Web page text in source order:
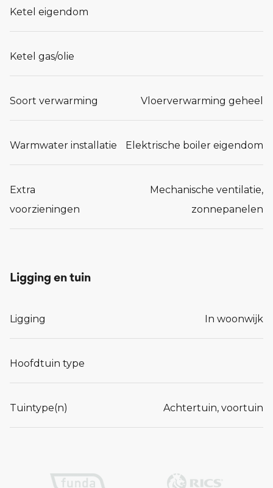
Ketel eigendom
Ketel gas/olie
Soort verwarming Vloerverwarming geheel
Warmwater installatie Elektrische boiler eigendom
Extra
voorzieningen
Mechanische ventilatie,
zonnepanelen
Ligging en tuin
Ligging In woonwijk
Hoofdtuin type
Tuintype(n) Achtertuin, voortuin